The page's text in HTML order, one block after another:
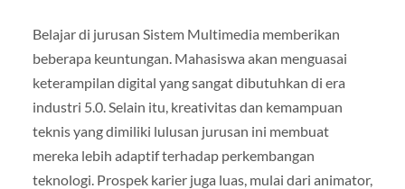
Belajar di jurusan Sistem Multimedia memberikan
beberapa keuntungan. Mahasiswa akan menguasai
keterampilan digital yang sangat dibutuhkan di era
industri 5.0. Selain itu, kreativitas dan kemampuan
teknis yang dimiliki lulusan jurusan ini membuat
mereka lebih adaptif terhadap perkembangan
teknologi. Prospek karier juga luas, mulai dari animator,